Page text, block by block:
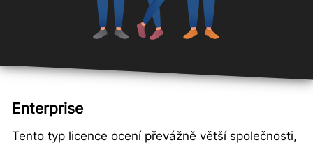
Enterprise
Tento typ licence ocení převážně větší společnosti,